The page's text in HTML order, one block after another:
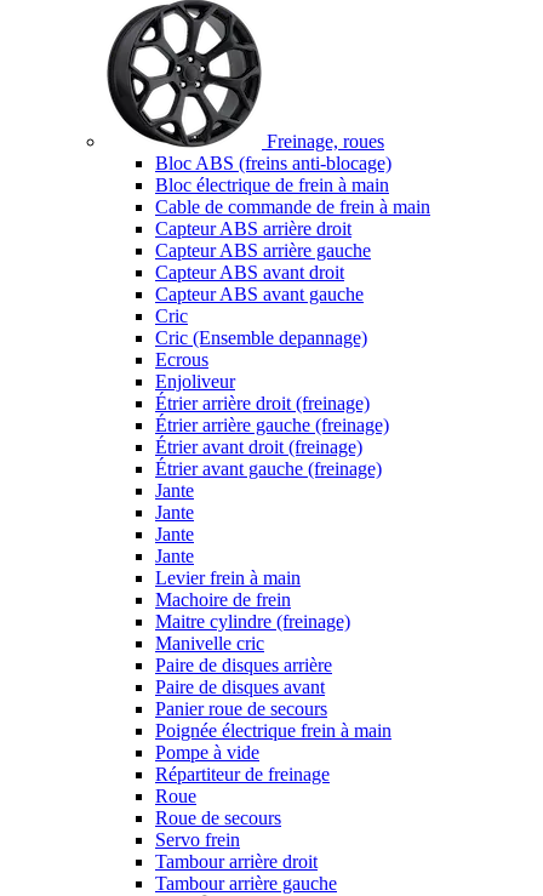
Freinage, roues
Bloc ABS (freins anti-blocage)
Bloc électrique de frein à main
Cable de commande de frein à main
Capteur ABS arrière droit
Capteur ABS arrière gauche
Capteur ABS avant droit
Capteur ABS avant gauche
Cric
Cric (Ensemble depannage)
Ecrous
Enjoliveur
Étrier arrière droit (freinage)
Étrier arrière gauche (freinage)
Étrier avant droit (freinage)
Étrier avant gauche (freinage)
Jante
Jante
Jante
Jante
Levier frein à main
Machoire de frein
Maitre cylindre (freinage)
Manivelle cric
Paire de disques arrière
Paire de disques avant
Panier roue de secours
Poignée électrique frein à main
Pompe à vide
Répartiteur de freinage
Roue
Roue de secours
Servo frein
Tambour arrière droit
Tambour arrière gauche